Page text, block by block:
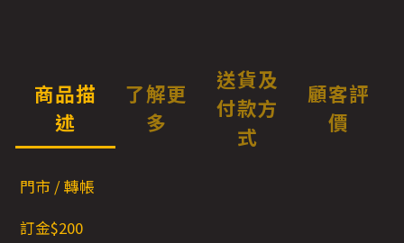
商品描
述
了解更
多
送貨及
付款方
式
顧客評
價
門市 / 轉帳
訂金$200